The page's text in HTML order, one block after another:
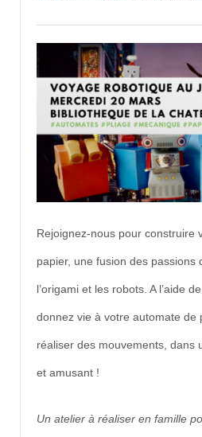
Rejoignez-nous pour construire
papier, une fusion des passions
l’origami et les robots. A l’aide
donnez vie à votre automate de
réaliser des mouvements, dans
et amusant !
Un atelier à réaliser en famille